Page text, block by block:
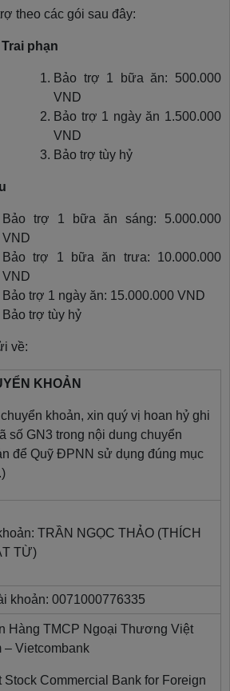
theo các gói sau đây:
phạn
Bảo trợ 1 bữa ăn: 500.000
VND
Bảo trợ 1 ngày ăn 1.500.000
VND
Bảo trợ tùy hỷ
Bảo trợ 1 bữa ăn sáng: 5.000.000
VND
Bảo trợ 1 bữa ăn trưa: 10.000.000
VND
Bảo trợ 1 ngày ăn: 15.000.000 VND
Bảo trợ tùy hỷ
về:
KHOẢN
khoản, xin quý vị hoan hỷ ghi
số GN3 trong nội dung chuyển
để Quỹ ĐPNN sử dụng đúng mục
TRẦN NGỌC THẢO (THÍCH
TỪ)
khoản: 0071000776335
Hàng TMCP Ngoại Thương Việt
– Vietcombank
Stock Commercial Bank for Foreign